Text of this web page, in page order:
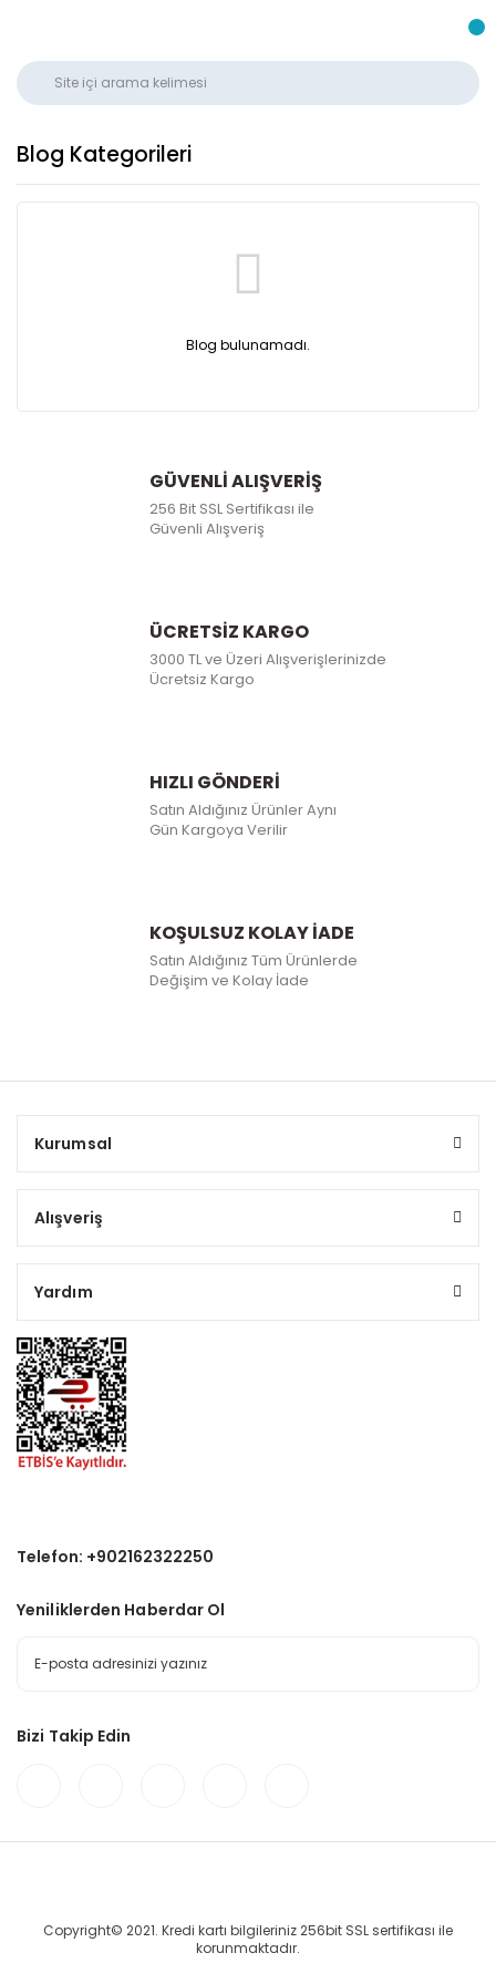
Blog Kategorileri
Blog bulunamadı.
GÜVENLİ ALIŞVERİŞ
256 Bit SSL Sertifikası ile
Güvenli Alışveriş
ÜCRETSİZ KARGO
3000 TL ve Üzeri Alışverişlerinizde
Ücretsiz Kargo
HIZLI GÖNDERİ
Satın Aldığınız Ürünler Aynı
Gün Kargoya Verilir
KOŞULSUZ KOLAY İADE
Satın Aldığınız Tüm Ürünlerde
Değişim ve Kolay İade
Kurumsal
Alışveriş
Yardım
Telefon: +902162322250
Yeniliklerden Haberdar Ol
Bizi Takip Edin
Copyright© 2021. Kredi kartı bilgileriniz 256bit SSL sertifikası ile
korunmaktadır.